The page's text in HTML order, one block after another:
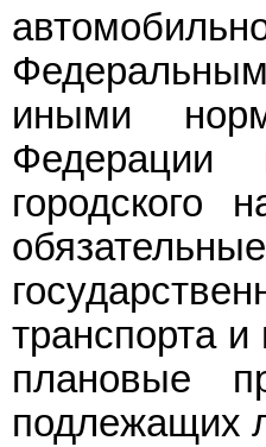
иными
Федерации
городского
транспорта и
плановые
подлежащих